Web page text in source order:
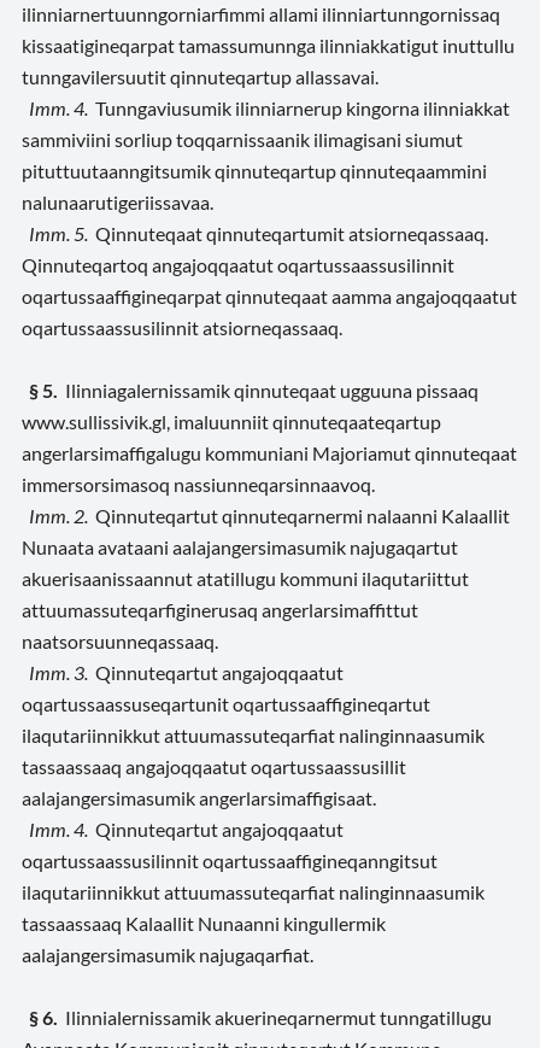
ilinniarnertuunngorniarfimmi allami ilinniartunngornissaq
kissaatigineqarpat tamassumunnga ilinniakkatigut inuttullu
tunngavilersuutit qinnuteqartup allassavai.
Imm. 4. Tunngaviusumik ilinniarnerup kingorna ilinniakkat
sammiviini sorliup toqqarnissaanik ilimagisani siumut
pituttuutaanngitsumik qinnuteqartup qinnuteqaammini
nalunaarutigeriissavaa.
Imm. 5. Qinnuteqaat qinnuteqartumit atsiorneqassaaq.
Qinnuteqartoq angajoqqaatut oqartussaassusilinnit
oqartussaaffigineqarpat qinnuteqaat aamma angajoqqaatut
oqartussaassusilinnit atsiorneqassaaq.
§ 5. Ilinniagalernissamik qinnuteqaat ugguuna pissaaq
www.sullissivik.gl, imaluunniit qinnuteqaateqartup
angerlarsimaffigalugu kommuniani Majoriamut qinnuteqaat
immersorsimasoq nassiunneqarsinnaavoq.
Imm. 2. Qinnuteqartut qinnuteqarnermi nalaanni Kalaallit
Nunaata avataani aalajangersimasumik najugaqartut
akuerisaanissaannut atatillugu kommuni ilaqutariittut
attuumassuteqarfiginerusaq angerlarsimaffittut
naatsorsuunneqassaaq.
Imm. 3. Qinnuteqartut angajoqqaatut
oqartussaassuseqartunit oqartussaaffigineqartut
ilaqutariinnikkut attuumassuteqarfiat nalinginnaasumik
tassaassaaq angajoqqaatut oqartussaassusillit
aalajangersimasumik angerlarsimaffigisaat.
Imm. 4. Qinnuteqartut angajoqqaatut
oqartussaassusilinnit oqartussaaffigineqanngitsut
ilaqutariinnikkut attuumassuteqarfiat nalinginnaasumik
tassaassaaq Kalaallit Nunaanni kingullermik
aalajangersimasumik najugaqarfiat.
§ 6. Ilinnialernissamik akuerineqarnermut tunngatillugu